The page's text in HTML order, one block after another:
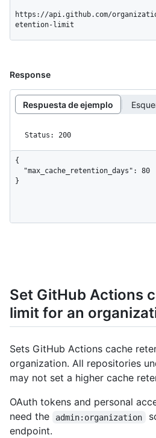
https://api.github.com/
etention-limit
Response
Respuesta de ejemplo
Status: 200
{
}
Set GitHub Actions
limit for an
Sets GitHub Actions cache
organization. All repositories
may not set a higher cache
OAuth tokens and personal
need the
admin:organization
endpoint.